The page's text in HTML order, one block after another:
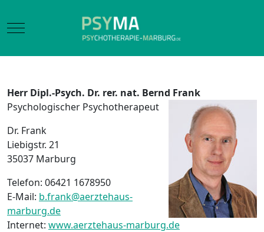
Mobile Menu Toggle
Herr Dipl.-Psych. Dr. rer. nat. Bernd Frank
Psychologischer Psychotherapeut
Dr. Frank
Liebigstr. 21
35037 Marburg
Telefon: 06421 1678950
E-Mail: b.frank@aerztehaus-
marburg.de
Internet: www.aerztehaus-marburg.de